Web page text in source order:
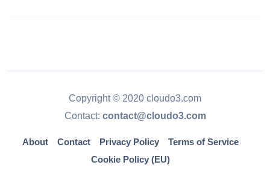
Copyright © 2020 cloudo3.com
Contact: contact@cloudo3.com
About Contact Privacy Policy
Terms of Service
Cookie Policy (EU)